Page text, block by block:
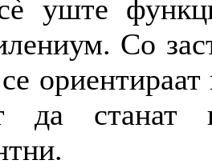
уште
Со
ориентираат
да